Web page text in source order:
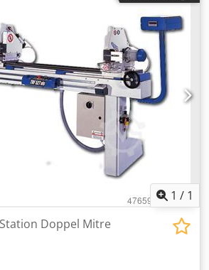
Uedkja pneumatische
maximaler Abstand zwischen den
Abstand zwischen den Sägen:
800 kg
1 / 1
Doppel Mitre